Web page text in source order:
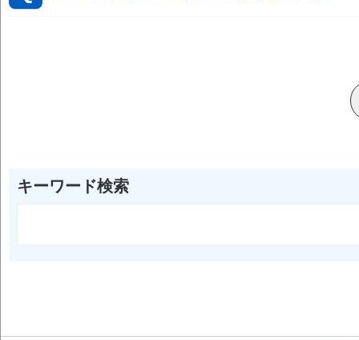
キーワード検索